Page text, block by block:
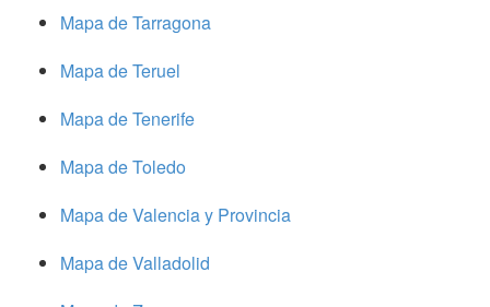
Mapa de Tarragona
Mapa de Teruel
Mapa de Tenerife
Mapa de Toledo
Mapa de Valencia y Provincia
Mapa de Valladolid